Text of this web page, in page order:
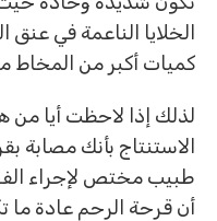
الخلايا الناعمة في
كميات أكبر من المخاط
لذلك إذا لاحظت أيا
الاستنتاج بأنك مصابة
طبيب مختص لإجراء
أن قرحة الرحم عادة ما